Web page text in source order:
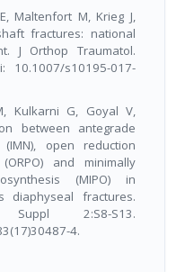
Maltenfort M, Krieg J,
fractures: national
J Orthop Traumatol.
10.1007/s10195-017-
Kulkarni G, Goyal V,
between antegrade
open reduction
and minimally
(MIPO) in
diaphyseal fractures.
2:S8-S13.
4.